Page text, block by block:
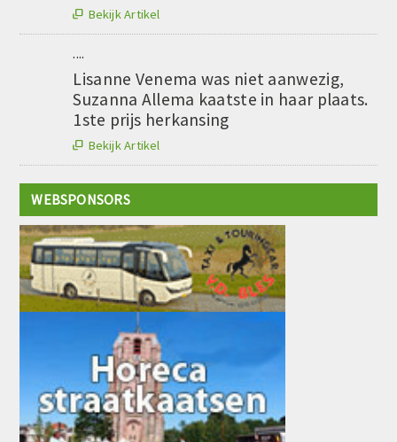
 Bekijk Artikel
....
Lisanne Venema was niet aanwezig,
Suzanna Allema kaatste in haar plaats.
1ste prijs herkansing
 Bekijk Artikel
WEBSPONSORS